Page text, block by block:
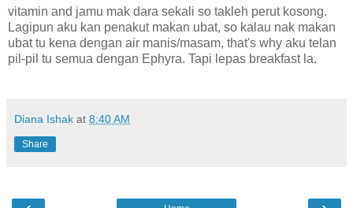
vitamin and jamu mak dara sekali so takleh perut kosong.
Lagipun aku kan penakut makan ubat, so kalau nak makan
ubat tu kena dengan air manis/masam, that's why aku telan
pil-pil tu semua dengan Ephyra. Tapi lepas breakfast la.
Diana Ishak at 8:40 AM
Share